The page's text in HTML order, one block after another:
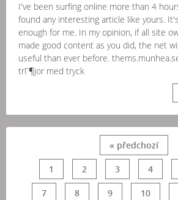
I've been surfing online more than 4
found any interesting article like yours.
enough for me. In my opinion, if all site
made good content as you did, the net
useful than ever before.
trГ¶jor med tryck
« předchozí
1 2 3 4
7 8 9 10